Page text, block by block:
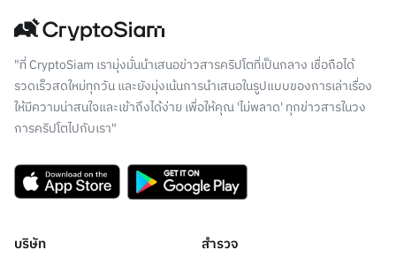
"ที่ CryptoSiam เรามุ่งมั่นนำเสนอข่าวสารคริปโตที่เป็นกลาง เชื่อถือได้
รวดเร็วสดใหม่ทุกวัน และยังมุ่งเน้นการนำเสนอในรูปแบบของการเล่าเรื่อง
ให้มีความน่าสนใจและเข้าถึงได้ง่าย เพื่อให้คุณ 'ไม่พลาด' ทุกข่าวสารในวง
การคริปโตไปกับเรา"
บริษัท สำรวจ